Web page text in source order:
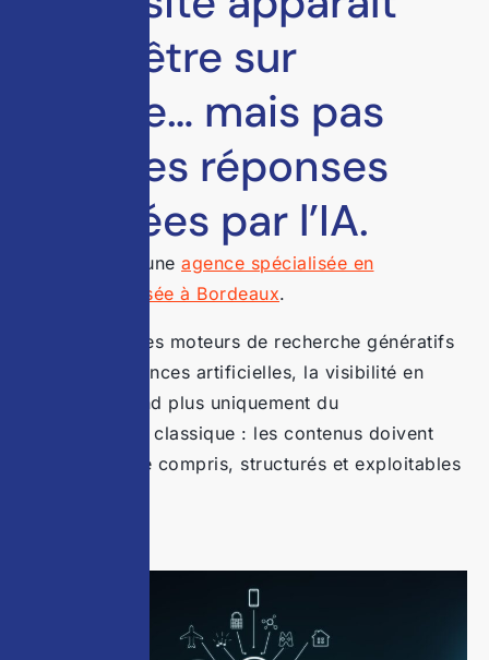
peut-être sur
Google… mais pas
dans les réponses
générées par l’IA.
Stratedge est une agence spécialisée en
acquisition basée à Bordeaux.
Avec l’essor des moteurs de recherche génératifs
et des intelligences artificielles, la visibilité en
ligne ne dépend plus uniquement du
référencement classique : les contenus doivent
désormais être compris, structurés et exploitables